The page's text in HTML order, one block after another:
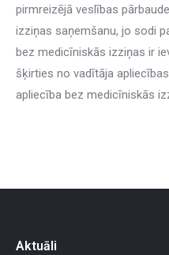
pirmreizējā veslības
izziņas saņemšanu, jo sodi
bez medicīniskās izziņas ir
šķirties no vadītāja
apliecība bez medicīniskās
Aktuāli